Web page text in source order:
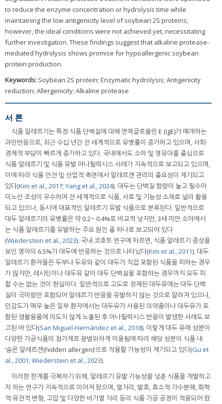
to reduce the enzyme concentration or hydrolysis time while
maintaining the low antigenicity level of soybean 2S proteins;
however, the ideal conditions were not achieved yet, necessitating
further investigation. These findings suggest that alkaline protease-
mediated hydrolysis shows promise for hypoallergenic soybean
protein production.
Keywords: Soybean 2S protein; Enzymatic hydrolysis; Antigenicity
reduction; Allergenicity; Alkaline protease
서 론
식품 알레르기는 특정 식품 단백질에 대해 면역글로불린 E (IgE)가 매개하는
과민반응으로, 최근 수십 년간 전 세계적으로 유병률이 증가하고 있으며, 사회·
경제적 부담이 빠르게 증가하고 있다. 국내에서도 소아 및 영유아를 중심으로
식품 알레르기 및 식품 유발 아나필락시스 사례가 지속적으로 보고되고 있으며,
이에 따라 식품 안전 및 산업적 측면에서 알레르겐 관리의 중요성이 제기되고
있다(Kim et al., 2017; Yang et al., 2024). 대두는 단백질 함량이 높고 필수아
미노산 조성이 우수하여 전 세계적으로 식품, 사료 및 기능성 소재로 널리 활용
되고 있으나, 동시에 대표적인 알레르기 유발 식품으로 분류된다. 일반적으로
대두 알레르기의 유병률은 약 0.2~ 0.4%로 비교적 낮지만, 3세 미만 소아에서
는 식품 알레르기를 유발하는 주요 원인 중 하나로 보고되어 있다
(Wiederstein et al., 2023). 국내 코호트 연구에 따르면, 식품 알레르기 증상을
보인 영아의 6.5%가 대두에 반응하는 것으로 나타났다(Kim et al., 2011). 대두
알레르기 환자들은 두부나 두유와 같이 대두가 직접 포함된 식품을 피하는 경우
가 많지만, 레시틴이나 대두유 같이 대두 단백질을 포함하는 경우까지 모두 피
할 수는 없는 것이 현실이다. 일반적으로 고도로 정제된 대두유에는 대두 단백
질이 극미량만 포함되어 알레르기 반응을 유발하지 않는 것으로 알려져 있으나,
민감도가 매우 높은 일부 환자에서는 대두유가 사용된 의약품이나 대두유가 포
함된 생활용품에 의도치 않게 노출된 후 아나필락시스 반응이 발생한 사례도 보
고된 바 있다(San Miguel-Hernández et al., 2018). 이렇게 대두 유래 성분이
다양한 가공식품의 첨가제로 광범위하게 이용됨에 따라 해당 성분이 식품 내
‘숨은 알레르겐(hidden allergen)’으로 작용할 가능성이 제기되고 있다(Gu et
al., 2001; Wiederstein et al., 2023).
이러한 한계를 극복하기 위해, 알레르기 유발 가능성을 낮춘 식품을 개발하고
자 하는 연구가 지속적으로 이어져 왔으며, 열처리, 발효, 효소적 가수분해, 화학
적·유전적 변형, 고압 및 다양한 비가열 처리 등의 식품 가공 공정이 적용되어 왔